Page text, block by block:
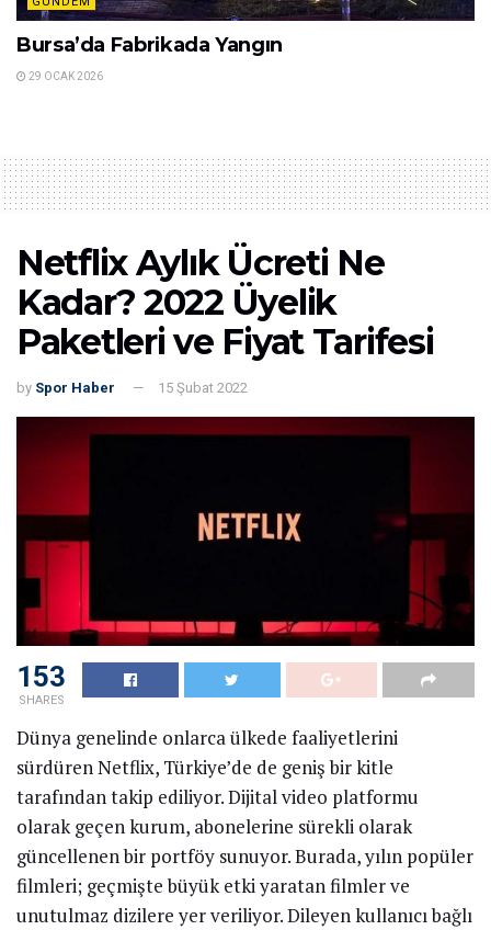
Bursa’da Fabrikada Yangın
29 OCAK 2026
Netflix Aylık Ücreti Ne
Kadar? 2022 Üyelik
Paketleri ve Fiyat Tarifesi
by Spor Haber 15 Şubat 2022
153
SHARES
Dünya genelinde onlarca ülkede faaliyetlerini
sürdüren Netflix, Türkiye’de de geniş bir kitle
tarafından takip ediliyor. Dijital video platformu
olarak geçen kurum, abonelerine sürekli olarak
güncellenen bir portföy sunuyor. Burada, yılın popüler
filmleri; geçmişte büyük etki yaratan filmler ve
unutulmaz dizilere yer veriliyor. Dileyen kullanıcı bağlı